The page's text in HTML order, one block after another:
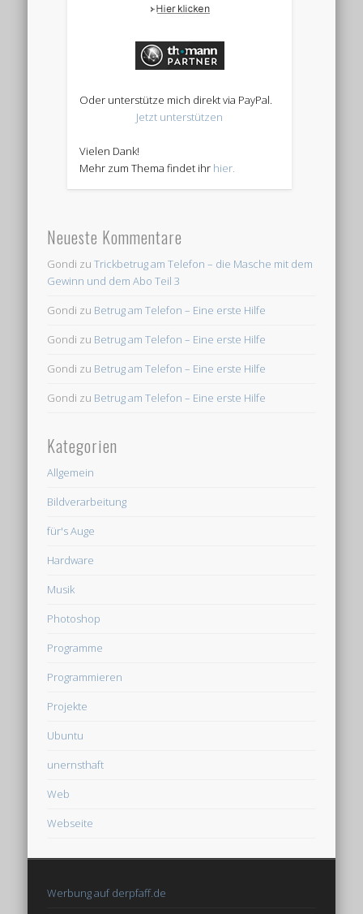
Oder unterstütze mich direkt via PayPal.
Jetzt unterstützen
Vielen Dank!
Mehr zum Thema findet ihr hier.
Neueste Kommentare
Gondi zuTrickbetrug am Telefon – die Masche mit dem
Gewinn und dem Abo Teil 3
Gondi zu Betrug am Telefon – Eine erste Hilfe
Gondi zu Betrug am Telefon – Eine erste Hilfe
Gondi zu Betrug am Telefon – Eine erste Hilfe
Gondi zu Betrug am Telefon – Eine erste Hilfe
Kategorien
Allgemein
Bildverarbeitung
für's Auge
Hardware
Musik
Photoshop
Programme
Programmieren
Projekte
Ubuntu
unernsthaft
Web
Webseite
Werbung auf derpfaff.de